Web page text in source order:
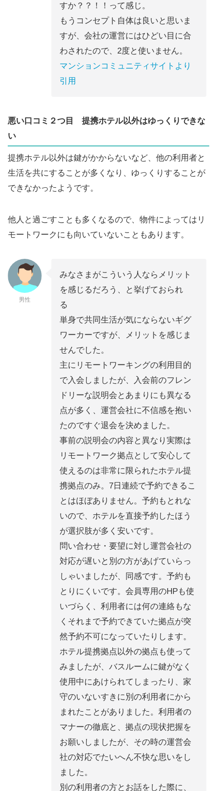
すか？？！！って感じ。
もうコンセプト自体は良いと思いま
すが、会社の運営にはひどい目に合
わされたので、2度と使いません。
マンションコミュニティサイトより
引用
悪い口コミ２つ目 提携ホテル以外はゆっくりできな
い
提携ホテル以外は鍵がかからないなど、他の利用者と
生活を共にすることが多くなり、ゆっくりすることが
できなかったようです。
他人と過ごすことも多くなるので、物件によってはリ
モートワークにも向いていないこともあります。
男性
みなさまがこういう人ならメリット
を感じるだろう、と挙げておられ
る
単身で共同生活が気にならないギグ
ワーカーですが、メリットを感じま
せんでした。
主にリモートワーキングの利用目的
で入会しましたが、入会前のフレン
ドリーな説明会とあまりにも異なる
点が多く、運営会社に不信感を抱い
たのですぐ退会を決めました。
事前の説明会の内容と異なり実際は
リモートワーク拠点として安心して
使えるのは非常に限られたホテル提
携拠点のみ。7日連続で予約できるこ
とはほぼありません。予約もとれな
いので、ホテルを直接予約したほう
が選択肢が多く安いです。
問い合わせ・要望に対し運営会社の
対応が遅いと別の方があげていらっ
しゃいましたが、同感です。予約も
とりにくいです。会員専用のHPも使
いづらく、利用者には何の連絡もな
くそれまで予約できていた拠点が突
然予約不可になっていたりします。
ホテル提携拠点以外の拠点も使って
みましたが、バスルームに鍵がなく
使用中にあけられてしまったり、家
守のいないすきに別の利用者にから
まれたことがありました。利用者の
マナーの徹底と、拠点の現状把握を
お願いしましたが、その時の運営会
社の対応でたいへん不快な思いをし
ました。
別の利用者の方とお話をした際に、